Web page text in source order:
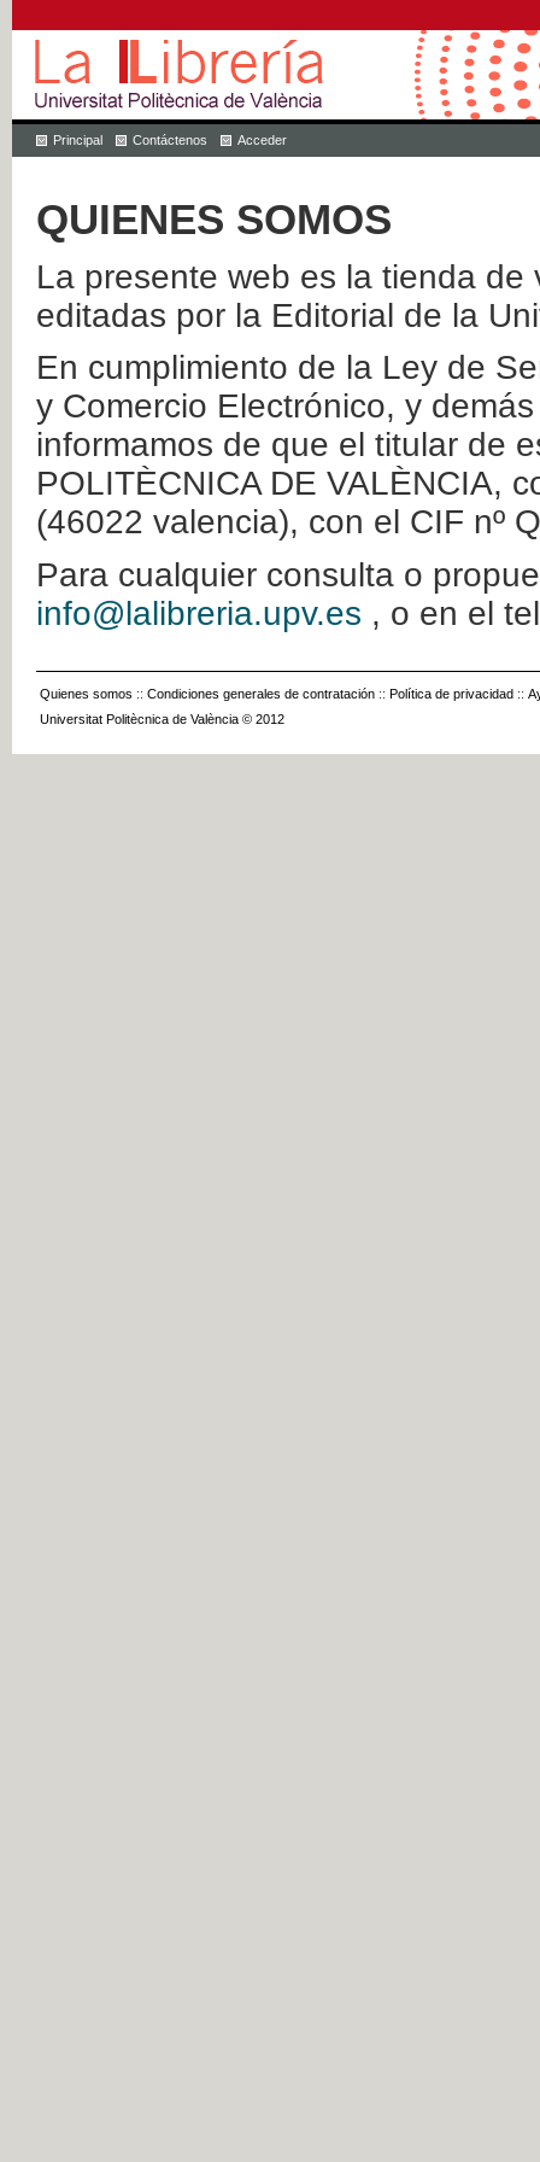
Principal Contáctenos Acceder
QUIENES SOMOS
La presente web es la tienda
editadas por la Editorial de la
En cumplimiento de la Ley de
y Comercio Electrónico, y
informamos de que el titular de
POLITÈCNICA DE VALÈNCIA,
(46022 valencia), con el CIF nº
Para cualquier consulta o
info@lalibreria.upv.es , o en el
Quienes somos :: Condiciones generales de contratación :: Política de privacidad ::
Universitat Politècnica de València © 2012